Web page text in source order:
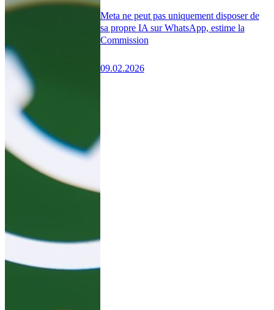
Meta ne peut pas uniquement disposer de
sa propre IA sur WhatsApp, estime la
Commission
09.02.2026